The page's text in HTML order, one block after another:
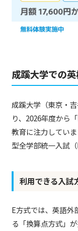
成蹊大学での
成蹊大学（東京・
り、2026年度から
教育に注力してい
型全学部統一入試
利用できる入試
E方式では、英語外
る「換算点方式」